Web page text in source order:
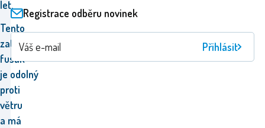
let.
Tento
zateplený
fusak
je odolný
proti
větru
a má
Registrace odběru novinek
Přihlásit